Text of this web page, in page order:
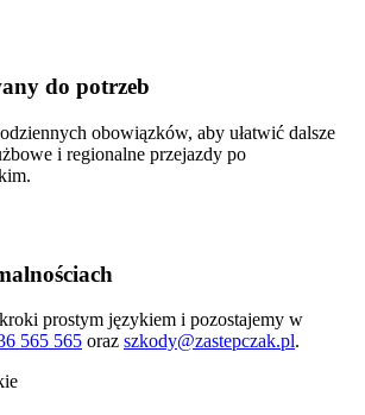
do potrzeb
obowiązków, aby ułatwić dalsze
i regionalne przejazdy po
prostym językiem i pozostajemy w
565 565 oraz szkody@zastepczak.pl.